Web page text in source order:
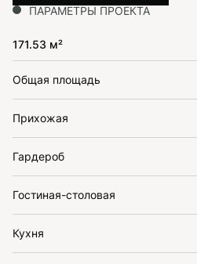
ПАРАМЕТРЫ ПРОЕКТА
171.53 м²
Общая площадь
Прихожая
Гардероб
Гостиная-столовая
Кухня